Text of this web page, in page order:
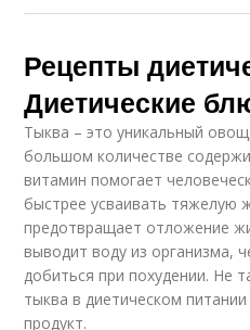
Рецепты
Диетические
Тыква – это уникальный
большом количестве
витамин помогает
быстрее усваивать тяжелую
предотвращает отложение
выводит воду из организма,
добиться при похудении. Не
тыква в диетическом
продукт.